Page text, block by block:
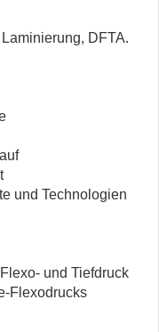
DFTA.
und Technologien
und Tiefdruck
Flexodrucks